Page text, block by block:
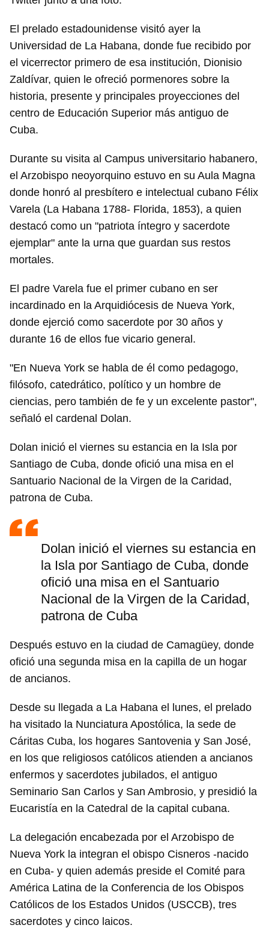
Guardar como favorito
iniciar sesión con tu cuenta de 14ymedio.
El prelado estadounidense visitó ayer la
Universidad de La Habana, donde fue recibido por
el vicerrector primero de esa institución, Dionisio
Zaldívar, quien le ofreció pormenores sobre la
historia, presente y principales proyecciones del
centro de Educación Superior más antiguo de
Cuba.
Durante su visita al Campus universitario habanero,
el Arzobispo neoyorquino estuvo en su Aula Magna
donde honró al presbítero e intelectual cubano Félix
Varela (La Habana 1788- Florida, 1853), a quien
destacó como un "patriota íntegro y sacerdote
ejemplar" ante la urna que guardan sus restos
mortales.
El padre Varela fue el primer cubano en ser
incardinado en la Arquidiócesis de Nueva York,
donde ejerció como sacerdote por 30 años y
durante 16 de ellos fue vicario general.
"En Nueva York se habla de él como pedagogo,
filósofo, catedrático, político y un hombre de
ciencias, pero también de fe y un excelente pastor",
señaló el cardenal Dolan.
Dolan inició el viernes su estancia en la Isla por
Santiago de Cuba, donde ofició una misa en el
Santuario Nacional de la Virgen de la Caridad,
patrona de Cuba.
Dolan inició el viernes su estancia en
la Isla por Santiago de Cuba, donde
ofició una misa en el Santuario
Nacional de la Virgen de la Caridad,
patrona de Cuba
Después estuvo en la ciudad de Camagüey, donde
ofició una segunda misa en la capilla de un hogar
de ancianos.
Desde su llegada a La Habana el lunes, el prelado
ha visitado la Nunciatura Apostólica, la sede de
Cáritas Cuba, los hogares Santovenia y San José,
en los que religiosos católicos atienden a ancianos
enfermos y sacerdotes jubilados, el antiguo
Seminario San Carlos y San Ambrosio, y presidió la
Eucaristía en la Catedral de la capital cubana.
La delegación encabezada por el Arzobispo de
Nueva York la integran el obispo Cisneros -nacido
en Cuba- y quien además preside el Comité para
América Latina de la Conferencia de los Obispos
Católicos de los Estados Unidos (USCCB), tres
sacerdotes y cinco laicos.